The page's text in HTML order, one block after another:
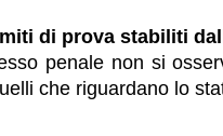
di prova stabiliti
penale non si
che riguardano lo